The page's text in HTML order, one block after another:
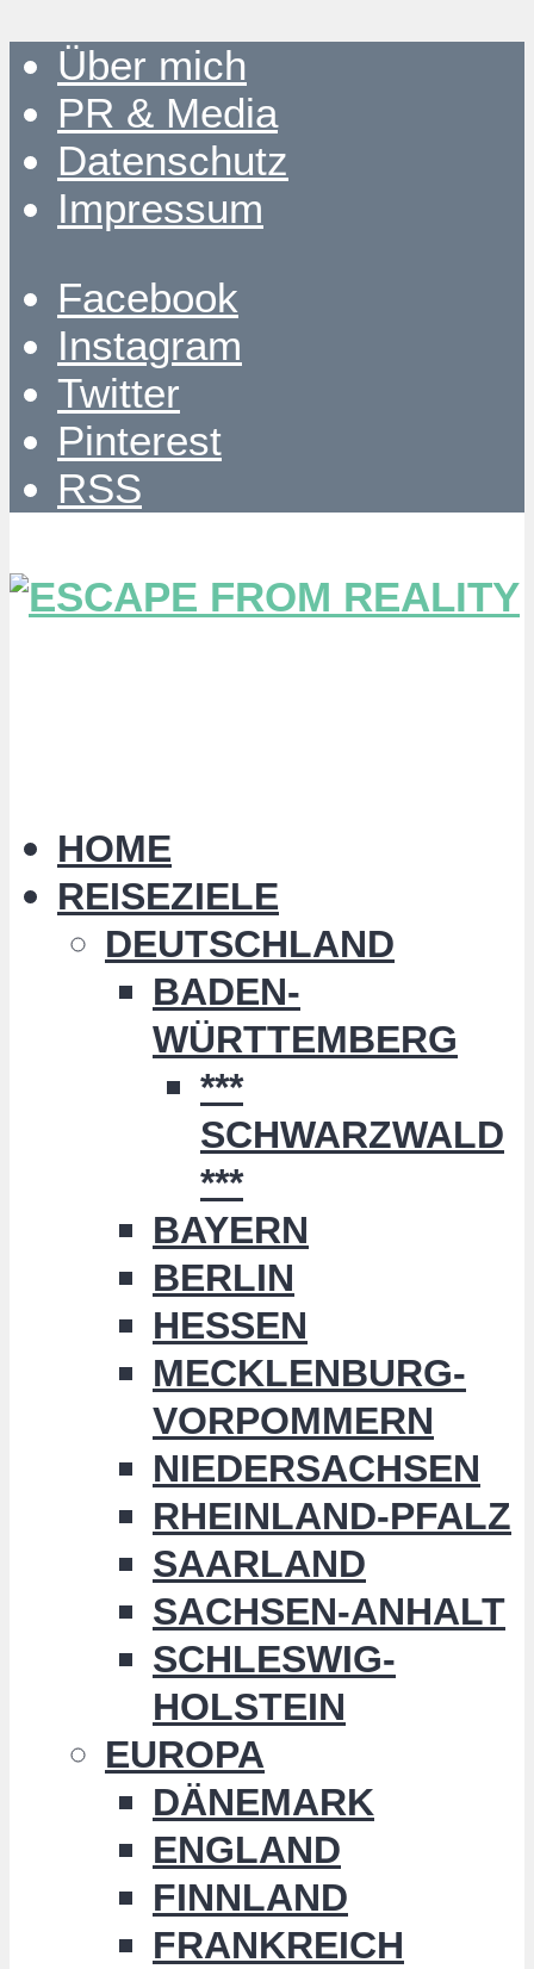
Über mich
PR & Media
Datenschutz
Impressum
Facebook
Instagram
Twitter
Pinterest
RSS
HOME
REISEZIELE
DEUTSCHLAND
BADEN-
WÜRTTEMBERG
***
SCHWARZWALD
***
BAYERN
BERLIN
HESSEN
MECKLENBURG-
VORPOMMERN
NIEDERSACHSEN
RHEINLAND-PFALZ
SAARLAND
SACHSEN-ANHALT
SCHLESWIG-
HOLSTEIN
EUROPA
DÄNEMARK
ENGLAND
FINNLAND
FRANKREICH